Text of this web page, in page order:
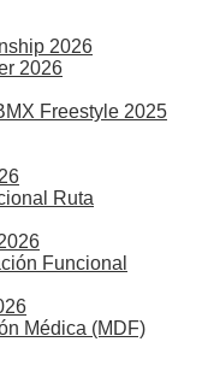
2026
2026
Freestyle 2025
Ruta
Funcional
Médica (MDF)